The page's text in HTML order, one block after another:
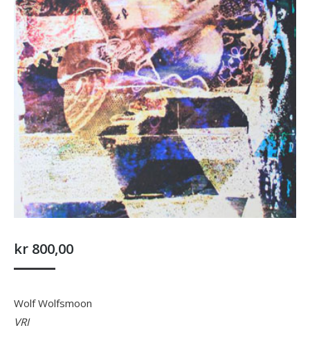
kr 800,00
Wolf Wolfsmoon
VRI